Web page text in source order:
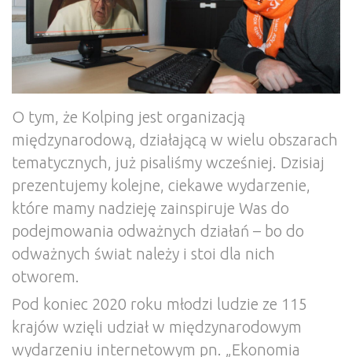
O tym, że Kolping jest organizacją
międzynarodową, działającą w wielu obszarach
tematycznych, już pisaliśmy wcześniej. Dzisiaj
prezentujemy kolejne, ciekawe wydarzenie,
które mamy nadzieję zainspiruje Was do
podejmowania odważnych działań – bo do
odważnych świat należy i stoi dla nich
otworem.
Pod koniec 2020 roku młodzi ludzie ze 115
krajów wzięli udział w międzynarodowym
wydarzeniu internetowym pn. „Ekonomia